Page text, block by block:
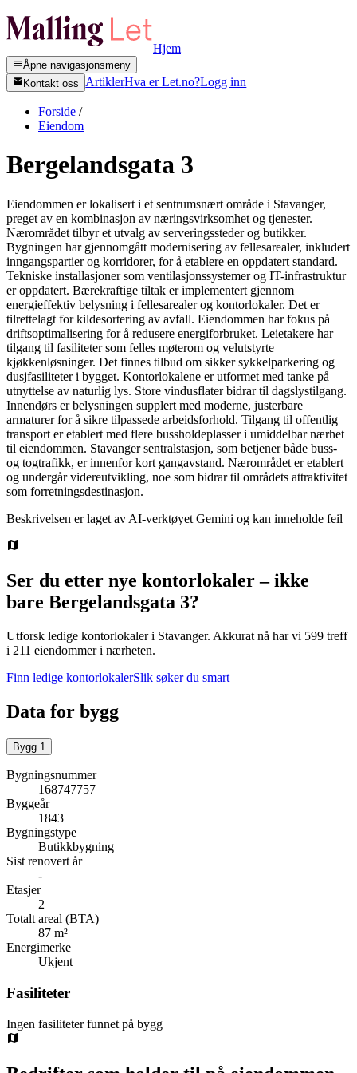
Hjem
Åpne navigasjonsmeny
Kontakt oss
ArtiklerHva er Let.no?Logg inn
Forside /
Eiendom
Bergelandsgata 3
Eiendommen er lokalisert i et sentrumsnært område i Stavanger,
preget av en kombinasjon av næringsvirksomhet og tjenester.
Nærområdet tilbyr et utvalg av serveringssteder og butikker.
Bygningen har gjennomgått modernisering av fellesarealer, inkludert
inngangspartier og korridorer, for å etablere en oppdatert standard.
Tekniske installasjoner som ventilasjonssystemer og IT-infrastruktur
er oppdatert. Bærekraftige tiltak er implementert gjennom
energieffektiv belysning i fellesarealer og kontorlokaler. Det er
tilrettelagt for kildesortering av avfall. Eiendommen har fokus på
driftsoptimalisering for å redusere energiforbruket. Leietakere har
tilgang til fasiliteter som felles møterom og velutstyrte
kjøkkenløsninger. Det finnes tilbud om sikker sykkelparkering og
dusjfasiliteter i bygget. Kontorlokalene er utformet med tanke på
utnyttelse av naturlig lys. Store vindusflater bidrar til dagslystilgang.
Innendørs er belysningen supplert med moderne, justerbare
armaturer for å sikre tilpassede arbeidsforhold. Tilgang til offentlig
transport er etablert med flere bussholdeplasser i umiddelbar nærhet
til eiendommen. Stavanger sentralstasjon, som betjener både buss-
og togtrafikk, er innenfor kort gangavstand. Nærområdet er etablert
og undergår videreutvikling, noe som bidrar til områdets attraktivitet
som forretningsdestinasjon.
Beskrivelsen er laget av AI-verktøyet Gemini og kan inneholde feil
Ser du etter nye kontorlokaler – ikke
bare Bergelandsgata 3?
Utforsk ledige kontorlokaler i Stavanger. Akkurat nå har vi 599 treff
i 211 eiendommer i nærheten.
Finn ledige kontorlokalerSlik søker du smart
Data for bygg
Bygg 1
Bygningsnummer
168747757
Byggeår
1843
Bygningstype
Butikkbygning
Sist renovert år
-
Etasjer
2
Totalt areal (BTA)
87 m²
Energimerke
Ukjent
Fasiliteter
Ingen fasiliteter funnet på bygg